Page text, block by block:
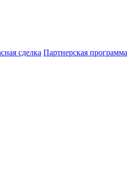
сделка Партнерская программа